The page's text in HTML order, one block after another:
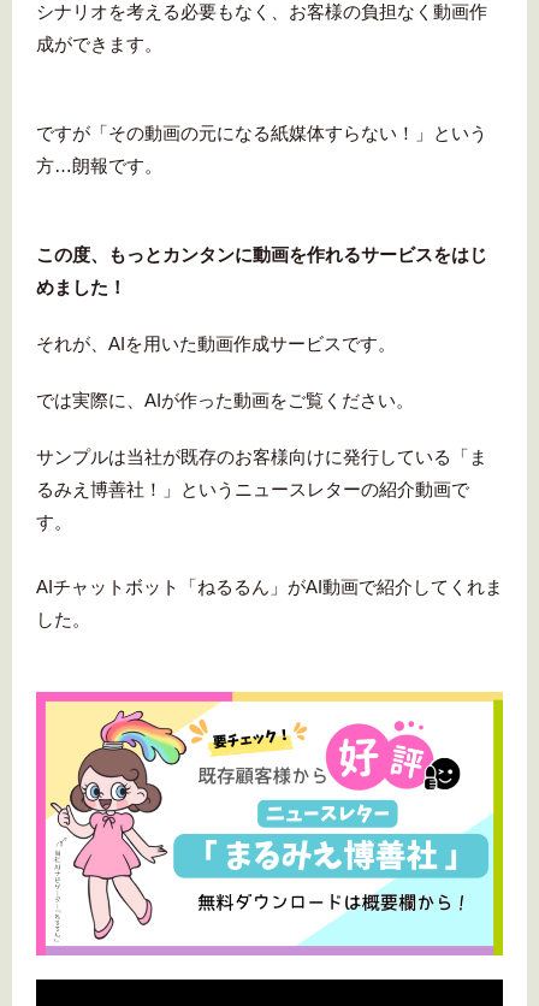
シナリオを考える必要もなく、お客様の負担なく動画作
成ができます。
ですが「その動画の元になる紙媒体すらない！」という
方…朗報です。
この度、もっとカンタンに動画を作れるサービスをはじ
めました！
それが、AIを用いた動画作成サービスです。
では実際に、AIが作った動画をご覧ください。
サンプルは当社が既存のお客様向けに発行している「ま
るみえ博善社！」というニュースレターの紹介動画で
す。
AIチャットボット「ねるるん」がAI動画で紹介してくれま
した。